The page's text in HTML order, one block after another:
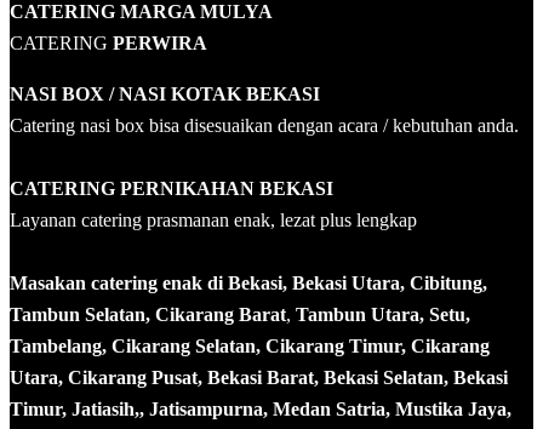
CATERING MARGA MULYA
CATERING PERWIRA
NASI BOX / NASI KOTAK BEKASI
Catering nasi box bisa disesuaikan dengan acara / kebutuhan anda.
CATERING PERNIKAHAN BEKASI
Layanan catering prasmanan enak, lezat plus lengkap
Masakan catering enak di Bekasi, Bekasi Utara, Cibitung,
Tambun Selatan, Cikarang Barat, Tambun Utara, Setu,
Tambelang, Cikarang Selatan, Cikarang Timur, Cikarang
Utara, Cikarang Pusat, Bekasi Barat, Bekasi Selatan, Bekasi
Timur, Jatiasih,, Jatisampurna, Medan Satria, Mustika Jaya,